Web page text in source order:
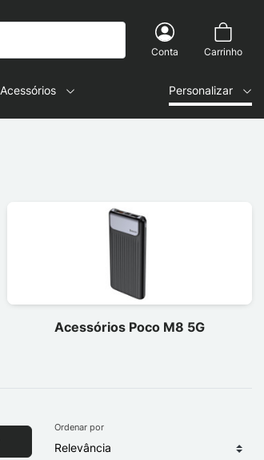
Conta Carrinho
Acessórios Personalizar
Acessórios Poco M8 5G
Ordenar por